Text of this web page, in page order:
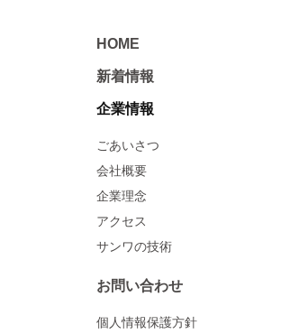
HOME
新着情報
企業情報
ごあいさつ
会社概要
企業理念
アクセス
サンワの技術
お問い合わせ
個人情報保護方針